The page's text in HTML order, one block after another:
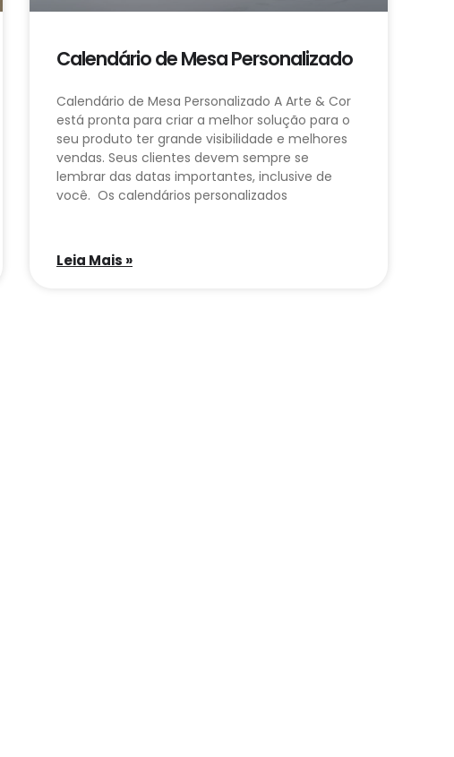
Calendário de Mesa Personalizado
Calendário de Mesa Personalizado A Arte & Cor
está pronta para criar a melhor solução para o
seu produto ter grande visibilidade e melhores
vendas. Seus clientes devem sempre se
lembrar das datas importantes, inclusive de
você. Os calendários personalizados
Leia Mais »